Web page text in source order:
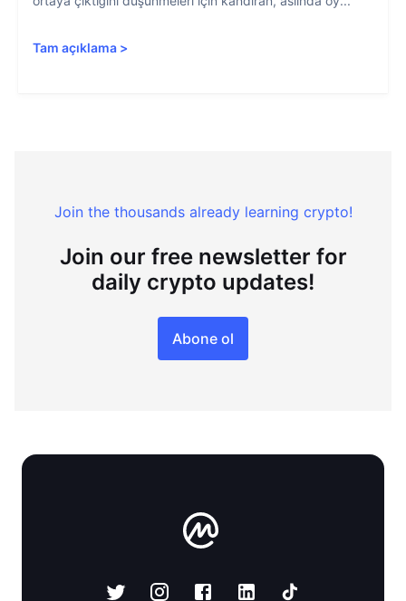
Tam açıklama >
Join the thousands already learning crypto!
Join our free newsletter for
daily crypto updates!
Abone ol